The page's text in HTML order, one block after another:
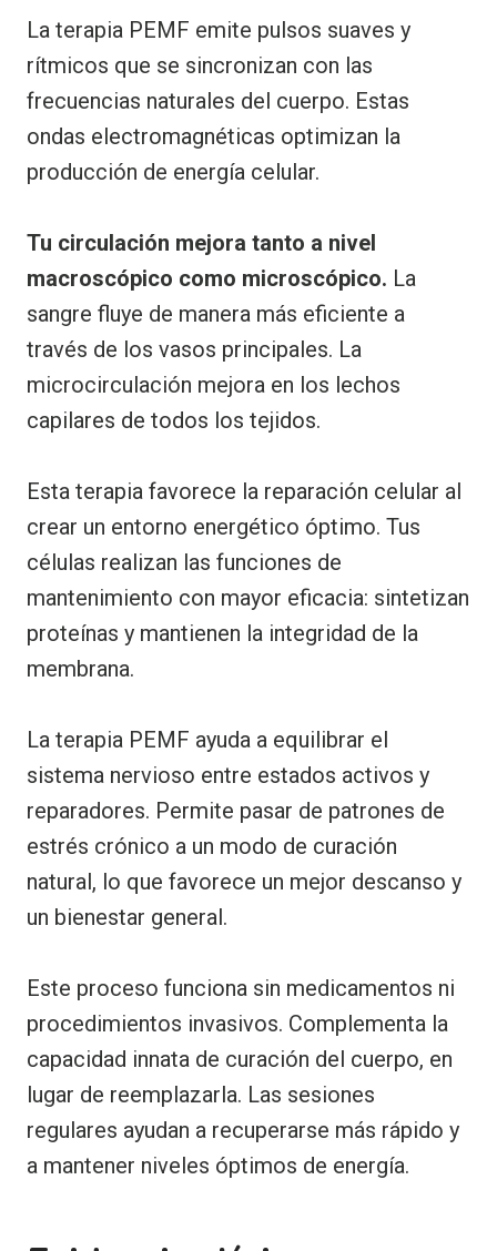
La terapia PEMF emite pulsos suaves y
rítmicos que se sincronizan con las
frecuencias naturales del cuerpo. Estas
ondas electromagnéticas optimizan la
producción de energía celular.
Tu circulación mejora tanto a nivel
macroscópico como microscópico. La
sangre fluye de manera más eficiente a
través de los vasos principales. La
microcirculación mejora en los lechos
capilares de todos los tejidos.
Esta terapia favorece la reparación celular al
crear un entorno energético óptimo. Tus
células realizan las funciones de
mantenimiento con mayor eficacia: sintetizan
proteínas y mantienen la integridad de la
membrana.
La terapia PEMF ayuda a equilibrar el
sistema nervioso entre estados activos y
reparadores. Permite pasar de patrones de
estrés crónico a un modo de curación
natural, lo que favorece un mejor descanso y
un bienestar general.
Este proceso funciona sin medicamentos ni
procedimientos invasivos. Complementa la
capacidad innata de curación del cuerpo, en
lugar de reemplazarla. Las sesiones
regulares ayudan a recuperarse más rápido y
a mantener niveles óptimos de energía.